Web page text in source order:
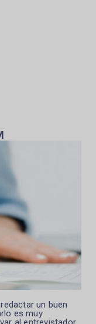
un buen
es muy